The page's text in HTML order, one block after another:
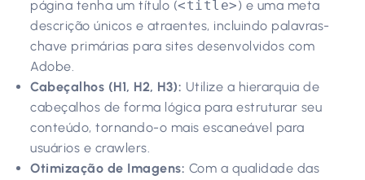
página tenha um título (<title>) e uma meta
descrição únicos e atraentes, incluindo palavras-
chave primárias para sites desenvolvidos com
Adobe.
Cabeçalhos (H1, H2, H3): Utilize a hierarquia de
cabeçalhos de forma lógica para estruturar seu
conteúdo, tornando-o mais escaneável para
usuários e crawlers.
Otimização de Imagens: Com a qualidade das